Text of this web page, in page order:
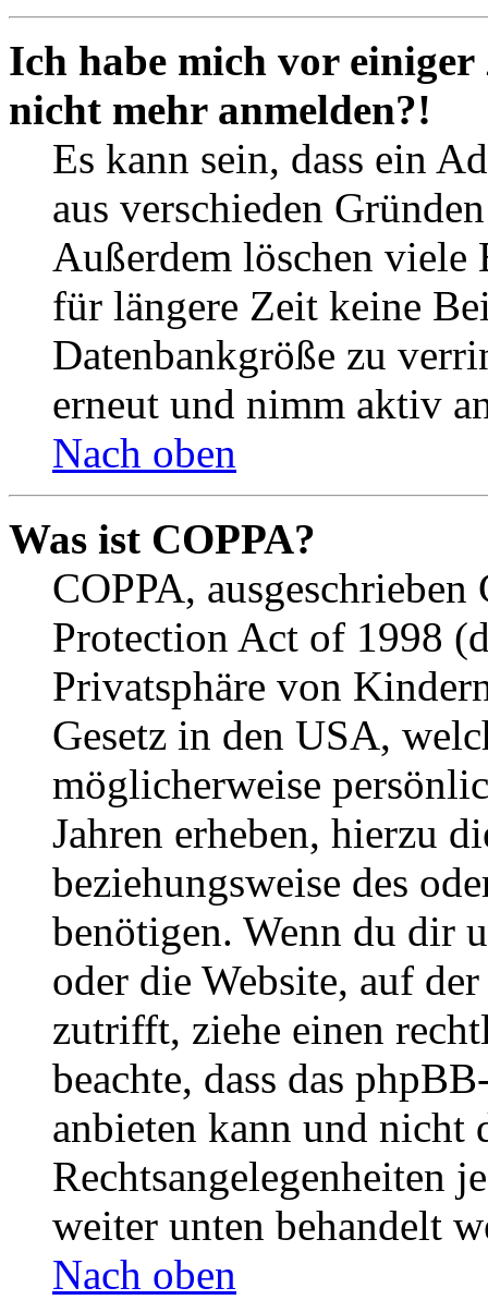
Ich habe mich vor
nicht mehr anmelden?!
Es kann sein, dass ein
aus verschieden
Außerdem löschen viele
für längere Zeit keine
Datenbankgröße zu
erneut und nimm aktiv
Nach oben
Was ist COPPA?
COPPA,
Protection Act of 1998
Privatsphäre von
Gesetz in den USA,
möglicherweise
Jahren erheben, hierzu
beziehungsweise des
benötigen. Wenn du dir
oder die Website, auf
zutrifft, ziehe einen
beachte, dass das
anbieten kann und nicht
Rechtsangelegenheiten
weiter unten behandelt
Nach oben